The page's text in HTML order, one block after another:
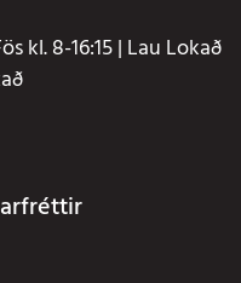
kl. 8-16:15 | Lau Lokað